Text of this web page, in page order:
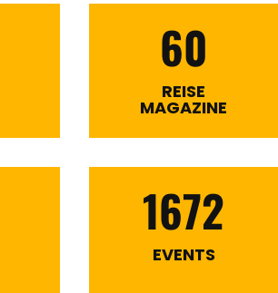
60
REISE
MAGAZINE
1672
EVENTS